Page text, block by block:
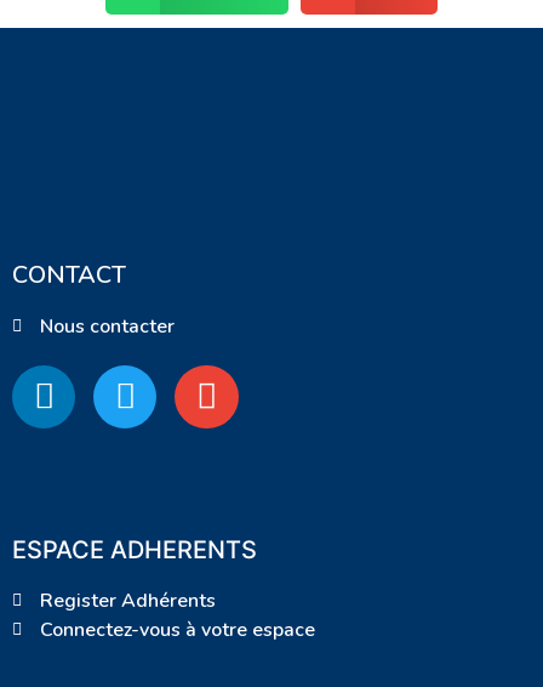
CONTACT
Nous contacter
ESPACE ADHERENTS
Register Adhérents
Connectez-vous à votre espace